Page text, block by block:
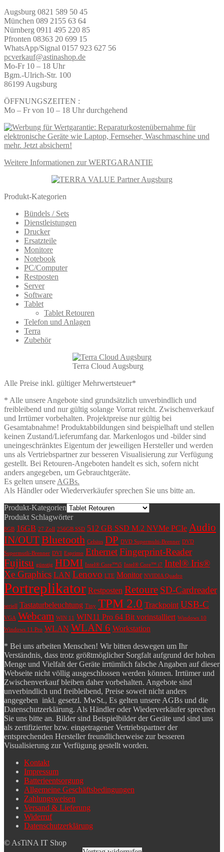
Augsburg 0821 589 50 45
München 089 2155 63 64
Nürnberg 0911 495 220 85
Pfronten 08363 20 699 15
WhatsApp/Signal 0157 923 627 56
pcverkauf@astinashop.de
Mo-Fr 10 – 18 Uhr
Bgm.-Ulrich-Str. 100
86199 Augsburg
ÖFFNUNGSZEITEN :
Mo – Fr von 10 – 18 Uhr durchgehend
Weitere Informationen zur WERTGARANTIE
Produkt-Kategorien
Bündels / Sets
Dienstleistungen
Drucker
Ersatzteile
Monitore
Notebook
PC/Computer
Restposten
Server
Software
Tablet
Tablet Retouren
Telefon und Anlagen
Terra
Zubehör
Terra Cloud Augsburg
Alle Preise inkl. gültiger Mehrwertsteuer*
* Alle unsere Angebote sind grundsätzlich unverbindlich und
freibleibend und nur gültig solange Vorrat reicht. Zwischenverkauf
und Irrtümer vorbehalten. Projektpreise nur gültig bei
Gesamtabnahme! Produktabbildungen sind beispielhaft und stellen
keinen Zustand/Lieferumfang dar. Markenlogos und -bilder sind
uneingeschränktes Eigentum der jeweiligen Hersteller und werden
uns als Vertriebspartner zur besseren Visualisierung zur Verfügung
gestellt. Bei Retouren-Angeboten handelt es sich, sofern nicht
anders angegeben, um Gebrauchtgeräte.
Es gelten unsere AGBs.
Als Händler oder Wiederverkäufer sprechen Sie uns bitte an.
Produkt-Kategorien
Produkt Schlagwörter
8GB 16GB 27 Zoll 256GB SSD 512 GB SSD M.2 NVMe PCIe Audio
IN/OUTBluetooth Celsius DP DVD Supermulti-Brenner DVD
Supermutli-Brenner DVI Esprimo EthernetFingerprint-Reader
Fujitsu günstig HDMI Intel® Core™i5 Intel® Core™ i7 Intel® Iris®
Xe Graphics LAN Lenovo LTE Monitor NVIDIA Quadro
Portreplikator Restposten Retoure SD-Cardreader
seriell Tastaturbeleuchtung Tiny TPM 2.0 Trackpoint USB-C
VGA Webcam WIN 11 WIN11 Pro 64 Bit vorinstalliert Windows 10
Windows 11 Pro WLAN WLAN 6 Workstation
* Bei uns arbeiten Menschen! Wir bitten deswegen um Ihr
Verständnis, dass trotz größtmöglicher Sorgfalt aufgrund der hohen
Menge und Vielfalt der Geräte irrtümlich falsche Angaben auf dieser
Webseite nicht völlig ausgeschlossen werden können. Irrtümer und
Zwischenverkauf bleiben daher vorbehalten. Angebote sind
unverbindlich und freibleibend, Preise soweit nicht anders
angegeben inkl. gesetzl. MwSt., Es gelten unsere AGBs und die
Datenschutzerklärung. Als Händler oder Wiederverkäufer sprechen
Sie uns bitte an. Bilder sind Beispielbilder der Geräte und sind uns
als zertifizierter bzw. eingetragener Vertriebspartner der
entsprechenden Hersteller freundlicherweise zur besseren
Visualisierung zur Verfügung gestellt worden.
Kontakt
Impressum
Batterieentsorgung
Allgemeine Geschäftsbedingungen
Zahlungsweisen
Versand & Lieferung
Widerruf
Datenschutzerklärung
© AsTiNA IT Shop